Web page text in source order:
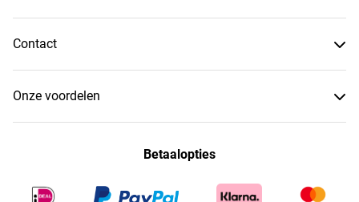
Contact
Onze voordelen
Betaalopties